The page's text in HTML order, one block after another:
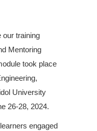
our training
Mentoring
took place
University
26-28, 2024.
engaged